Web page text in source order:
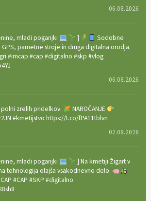
06.08.2026
mladi poganjki ]
Sodobne
pametne stroje in druga digitalna orodja.
#imcap #cap #digitalno #skp #vlog
06.08.2026
zrelih pridelkov.
NAROČANJE
#kmetijstvo https://t.co/fPA11tblvn
02.08.2026
mladi poganjki
] Na kmetiji Žigart v
tehnologija olajša vsakodnevno delo.
#CAP #SKP #digitalno